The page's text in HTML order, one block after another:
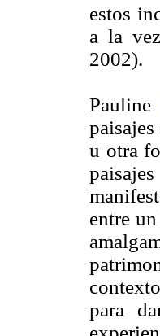
estos
a la
2002).
Pauline
u otra
entre
para